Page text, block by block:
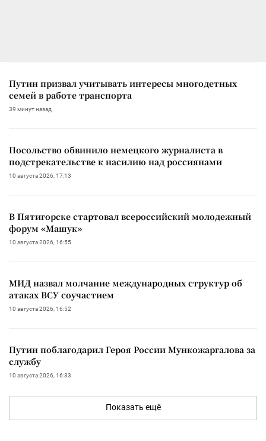
Путин призвал учитывать интересы многодетных
семей в работе транспорта
39 минут назад
Посольство обвинило немецкого журналиста в
подстрекательстве к насилию над россиянами
10 августа 2026, 17:13
В Пятигорске стартовал всероссийский молодежный
форум «Машук»
10 августа 2026, 16:55
МИД назвал молчание международных структур об
атаках ВСУ соучастием
10 августа 2026, 16:52
Путин поблагодарил Героя России Мункожаргалова за
службу
10 августа 2026, 16:33
Показать ещё